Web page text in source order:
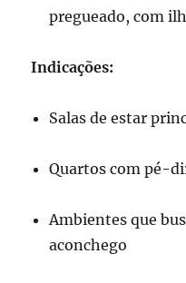
pregueado, com
Indicações:
Salas de estar
Quartos com pé-
Ambientes que
aconchego